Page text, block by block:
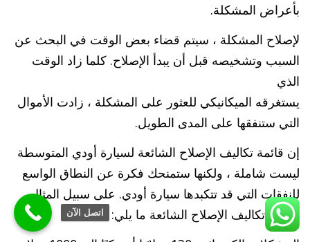
بأعراض المشكلة.
لإصلاح المشكلة ، سيتم قضاء بعض الوقت في البحث عن
السبب وتشخيصه قبل أن يبدأ الإصلاح. كلما زاد الوقت
الذي
يستغرقه الميكانيكي للعثور على المشكلة ، زادت الأموال
التي ستنفقها على المدى الطويل.
إن قائمة تكاليف الإصلاح الشائعة لسيارة أودي المتوسطة
ليست شاملة ، ولكنها ستمنحك فكرة عن النطاق الواسع
للنفقات التي قد تتكبدها سيارة أودي. على سبيل المثال ،
تشمل تكاليف الإصلاح الشائعة ما يلي:
اتصل الآن